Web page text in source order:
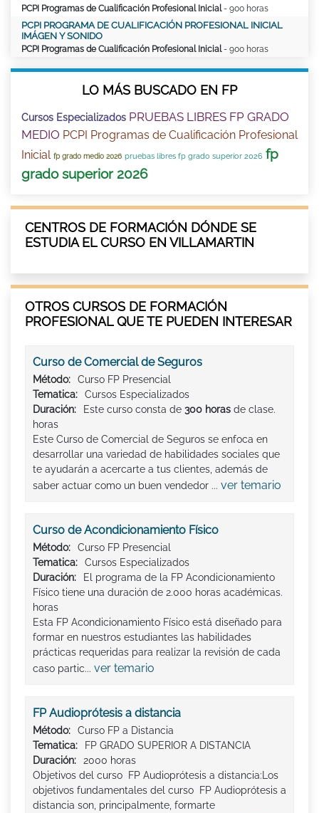
PCPI Programas de Cualificación Profesional Inicial- 900 horas
PCPI PROGRAMA DE CUALIFICACIÓN PROFESIONAL INICIAL
IMÁGEN Y SONIDO
PCPI Programas de Cualificación Profesional Inicial- 900 horas
LO MÁS BUSCADO EN FP
Cursos Especializados PRUEBAS LIBRES FP GRADO
MEDIO PCPI Programas de Cualificación Profesional
Inicial fp grado medio 2026 pruebas libres fp grado superior 2026 fp
grado superior 2026
CENTROS DE FORMACIÓN DÓNDE SE
ESTUDIA EL CURSO EN VILLAMARTIN
OTROS CURSOS DE FORMACIÓN
PROFESIONAL QUE TE PUEDEN INTERESAR
Curso de Comercial de Seguros
Método:
Curso FP Presencial
Tematica:
Cursos Especializados
Duración:
Este curso consta de 300 horas de clase.
horas
Este Curso de Comercial de Seguros se enfoca en
desarrollar una variedad de habilidades sociales que
te ayudarán a acercarte a tus clientes, además de
saber actuar como un buen vendedor ... ver temario
Curso de Acondicionamiento Físico
Método:
Curso FP Presencial
Tematica:
Cursos Especializados
Duración:
El programa de la FP Acondicionamiento
Físico tiene una duración de 2.000 horas académicas.
horas
Esta FP Acondicionamiento Físico está diseñado para
formar en nuestros estudiantes las habilidades
prácticas requeridas para realizar la revisión de cada
caso partic... ver temario
FP Audioprótesis a distancia
Método:
Curso FP a Distancia
Tematica:
FP GRADO SUPERIOR A DISTANCIA
Duración:
2000 horas
Objetivos del curso FP Audioprótesis a distancia:Los
objetivos fundamentales del curso FP Audioprótesis a
distancia son, principalmente, formarte